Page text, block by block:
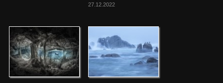
27.12.2022